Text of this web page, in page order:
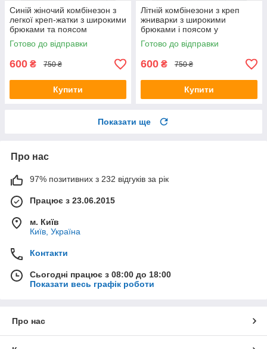
Синій жіночий комбінезон з
легкої креп-жатки з широкими
брюками та поясом
Готово до відправки
600 ₴ 750 ₴
Купити
Літній комбінезони з креп
жниварки з широкими
брюками і поясом у
бежевому кольорі
Готово до відправки
600 ₴ 750 ₴
Купити
Показати ще
Про нас
97% позитивних з 232 відгуків за рік
Працює з 23.06.2015
м. Київ
Київ, Україна
Контакти
Сьогодні працює з 08:00 до 18:00
Показати весь графік роботи
Про нас